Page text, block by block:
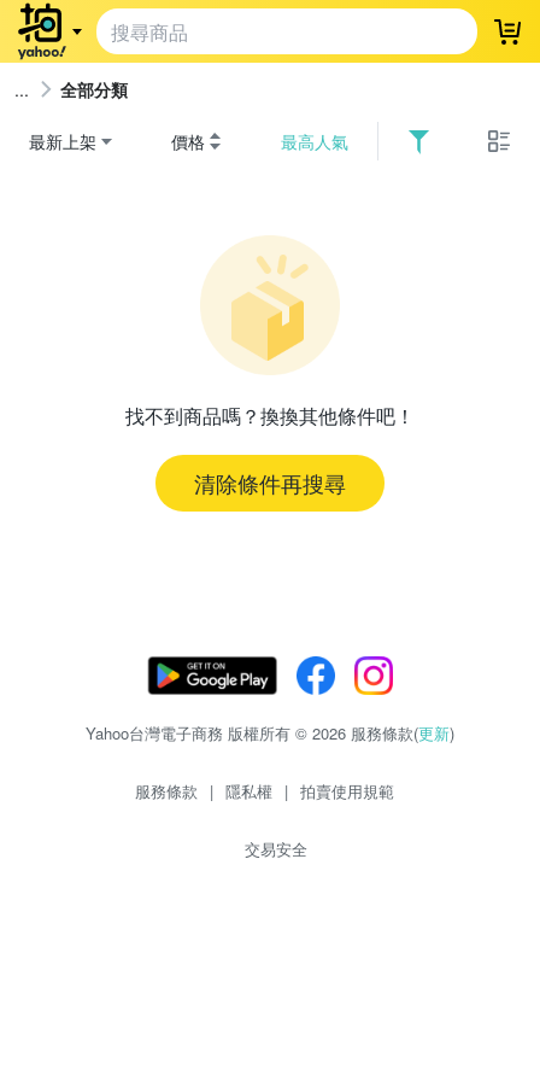
登
全部分類
最新上架 價格 最高人氣
找不到商品嗎？換換其他條件吧！
清除條件再搜尋
Yahoo台灣電子商務 版權所有 © 2026 服務條款(更新)
服務條款 | 隱私權 | 拍賣使用規範
交易安全